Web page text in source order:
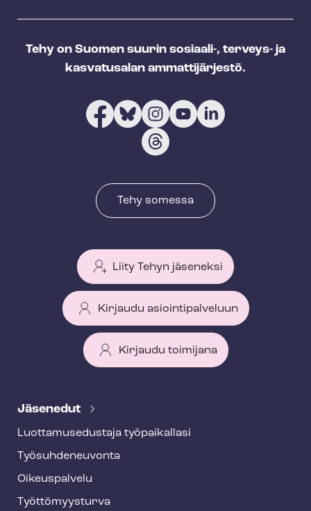
Tehy on Suomen suurin sosiaali-, terveys- ja
kasvatusalan ammattijärjestö.
Tehy somessa
Liity Tehyn jäseneksi
Kirjaudu asiointipalveluun
Kirjaudu toimijana
e
f
o
o
Jäsenedut
Luot­ta­muse­dus­ta­ja työpaikallasi
Työ­suh­de­neu­von­ta
Oikeuspalvelu
Työt­tö­myys­tur­va